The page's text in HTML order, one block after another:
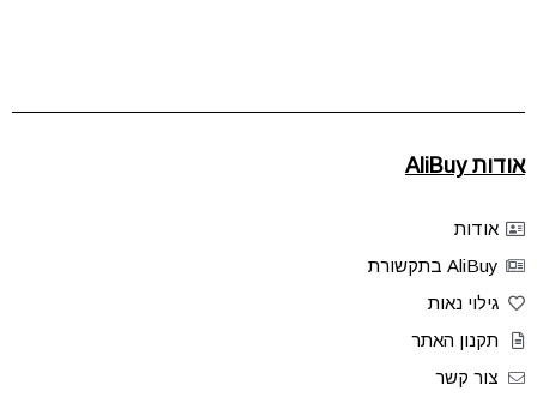
אודות AliBuy
אודות
AliBuy בתקשורת
גילוי נאות
תקנון האתר
צור קשר